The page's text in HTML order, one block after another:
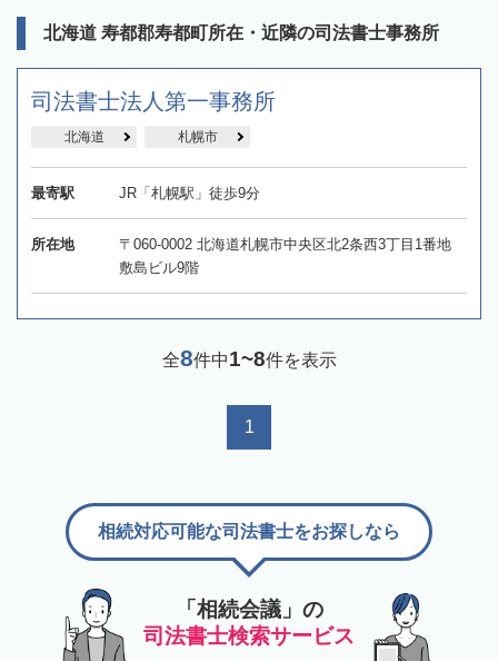
北海道 寿都郡寿都町所在・近隣の司法書士事務所
司法書士法人第一事務所
北海道 札幌市
最寄駅 JR「札幌駅」徒歩9分
所在地
〒060-0002 北海道札幌市中央区北2条西3丁目1番地
敷島ビル9階
全8件中1~8件を表示
1
「相続会議」の
司法書士検索サービス
相続対応可能な司法書士をお探しなら